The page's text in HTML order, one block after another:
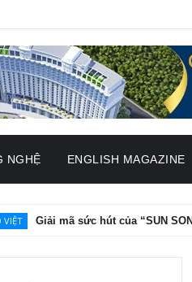
NGHỆ ENGLISH MAGAZINE
sức hút của “SUN SONG”: Đêm